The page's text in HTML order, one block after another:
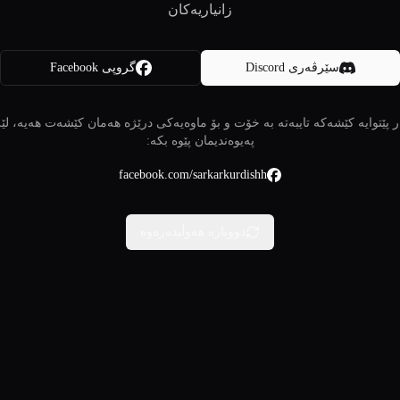
زانیاریەکان
سێرڤەری Discord گروپی Facebook
پێتوایە کێشەکە تایبەتە بە خۆت و بۆ ماوەیەکی درێژە هەمان کێشەت هەیە،
پەیوەندیمان پێوە بکە:
facebook.com/sarkarkurdishh